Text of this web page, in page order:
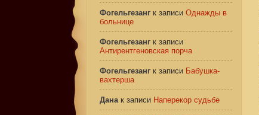
Фогельгезанг к записи Однажды в
больнице
Фогельгезанг к записи
Антирентгеновская порча
Фогельгезанг к записи Бабушка-
вахтерша
Данак записи Наперекор судьбе